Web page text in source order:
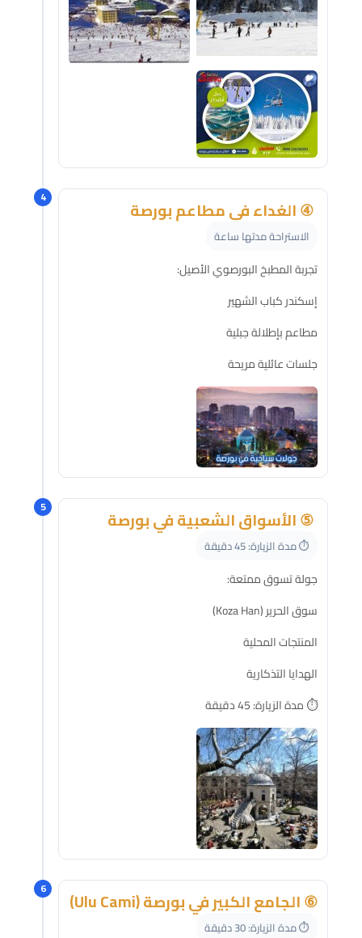
4 ④ الغداء في مطاعم بورصة
الاستراحة مدتها ساعة
تجربة المطبخ البورصوي الأصيل:
إسكندر كباب الشهير
مطاعم بإطلالة جبلية
جلسات عائلية مريحة
5 ⑤ الأسواق الشعبية في بورصة
⏱️ مدة الزيارة: 45 دقيقة
جولة تسوق ممتعة:
سوق الحرير (Koza Han)
المنتجات المحلية
الهدايا التذكارية
⏱️ مدة الزيارة: 45 دقيقة
6 ⑥ الجامع الكبير في بورصة (Ulu Cami)
⏱️ مدة الزيارة: 30 دقيقة